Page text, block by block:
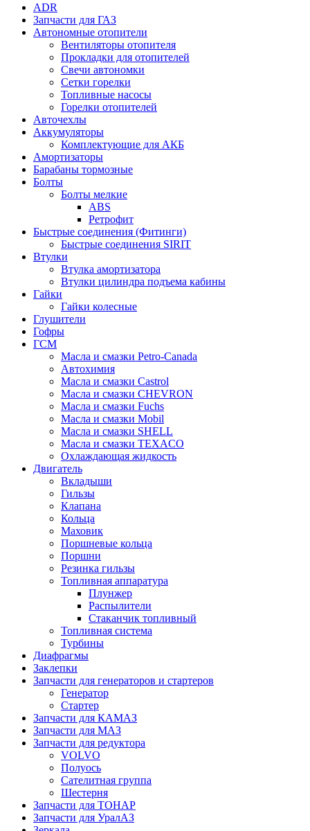
ADR
Запчасти для ГАЗ
Автономные отопители
Вентиляторы отопителя
Прокладки для отопителей
Свечи автономки
Сетки горелки
Топливные насосы
Горелки отопителей
Авточехлы
Аккумуляторы
Комплектующие для АКБ
Амортизаторы
Барабаны тормозные
Болты
Болты мелкие
ABS
Ретрофит
Быстрые соединения (Фитинги)
Быстрые соединения SIRIT
Втулки
Втулка амортизатора
Втулки цилиндра подъема кабины
Гайки
Гайки колесные
Глушители
Гофры
ГСМ
Масла и смазки Petro-Canada
Автохимия
Масла и смазки Castrol
Масла и смазки CHEVRON
Масла и смазки Fuchs
Масла и смазки Mobil
Масла и смазки SHELL
Масла и смазки TEXACO
Охлаждающая жидкость
Двигатель
Вкладыши
Гильзы
Клапана
Кольца
Маховик
Поршневые кольца
Поршни
Резинка гильзы
Топливная аппаратура
Плунжер
Распылители
Стаканчик топливный
Топливная система
Турбины
Диафрагмы
Заклепки
Запчасти для генераторов и стартеров
Генератор
Стартер
Запчасти для КАМАЗ
Запчасти для МАЗ
Запчасти для редуктора
VOLVO
Полуось
Сателитная группа
Шестерня
Запчасти для ТОНАР
Запчасти для УралАЗ